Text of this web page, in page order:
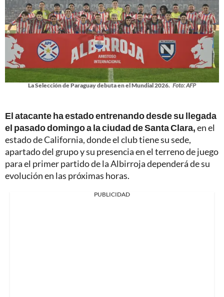
La Selección de Paraguay debuta en el Mundial 2026. Foto: AFP
El atacante ha estado entrenando desde su llegada
el pasado domingo a la ciudad de Santa Clara,en el
estado de California, donde el club tiene su sede,
apartado del grupo y su presencia en el terreno de juego
para el primer partido de la Albirroja dependerá de su
evolución en las próximas horas.
PUBLICIDAD